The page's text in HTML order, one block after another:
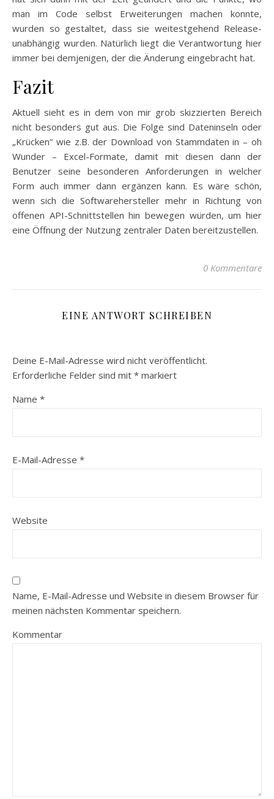
man im Code selbst Erweiterungen machen konnte,
wurden so gestaltet, dass sie weitestgehend Release-
unabhängig wurden. Natürlich liegt die Verantwortung hier
immer bei demjenigen, der die Änderung eingebracht hat.
Fazit
Aktuell sieht es in dem von mir grob skizzierten Bereich
nicht besonders gut aus. Die Folge sind Dateninseln oder
„Krücken“ wie z.B. der Download von Stammdaten in – oh
Wunder – Excel-Formate, damit mit diesen dann der
Benutzer seine besonderen Anforderungen in welcher
Form auch immer dann ergänzen kann. Es wäre schön,
wenn sich die Softwarehersteller mehr in Richtung von
offenen API-Schnittstellen hin bewegen würden, um hier
eine Öffnung der Nutzung zentraler Daten bereitzustellen.
0 Kommentare
EINE ANTWORT SCHREIBEN
Deine E-Mail-Adresse wird nicht veröffentlicht.
Erforderliche Felder sind mit * markiert
Name *
E-Mail-Adresse *
Website
Name, E-Mail-Adresse und Website in diesem Browser für
meinen nächsten Kommentar speichern.
Kommentar